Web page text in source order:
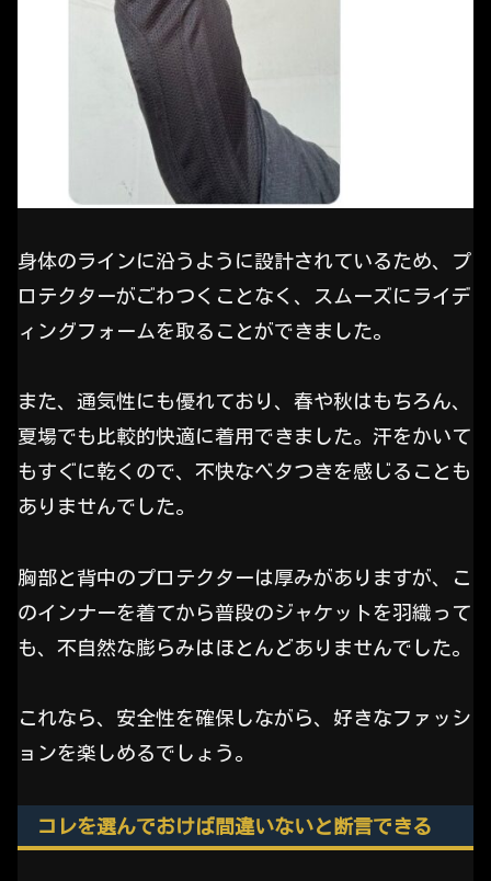
身体のラインに沿うように設計されているため、プ
ロテクターがごわつくことなく、スムーズにライデ
ィングフォームを取ることができました。
また、通気性にも優れており、春や秋はもちろん、
夏場でも比較的快適に着用できました。汗をかいて
もすぐに乾くので、不快なベタつきを感じることも
ありませんでした。
胸部と背中のプロテクターは厚みがありますが、こ
のインナーを着てから普段のジャケットを羽織って
も、不自然な膨らみはほとんどありませんでした。
これなら、安全性を確保しながら、好きなファッシ
ョンを楽しめるでしょう。
コレを選んでおけば間違いないと断言できる